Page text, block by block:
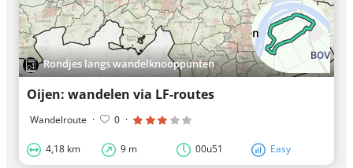
Rondjes langs wandelknooppunten
Oijen: wandelen via LF-routes
Wandelroute · 0 ·
4,18 km 9 m 00u51 Easy